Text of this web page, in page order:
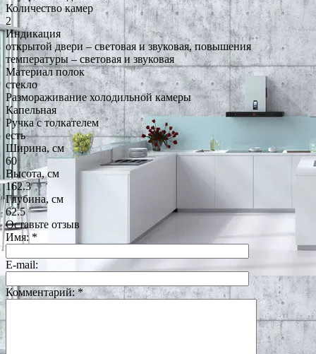
Количество камер
2
Индикация
открытой двери – световая и звуковая, повышения
температуры – световая и звуковая
Материал полок
стекло
Размораживание холодильной камеры
Капельная
Ручка с толкателем
есть
Ширина, см
60
Высота, см
162.3
Глубина, см
62.5
Оставьте отзыв
Имя: *
E-mail:
Комментарий:*